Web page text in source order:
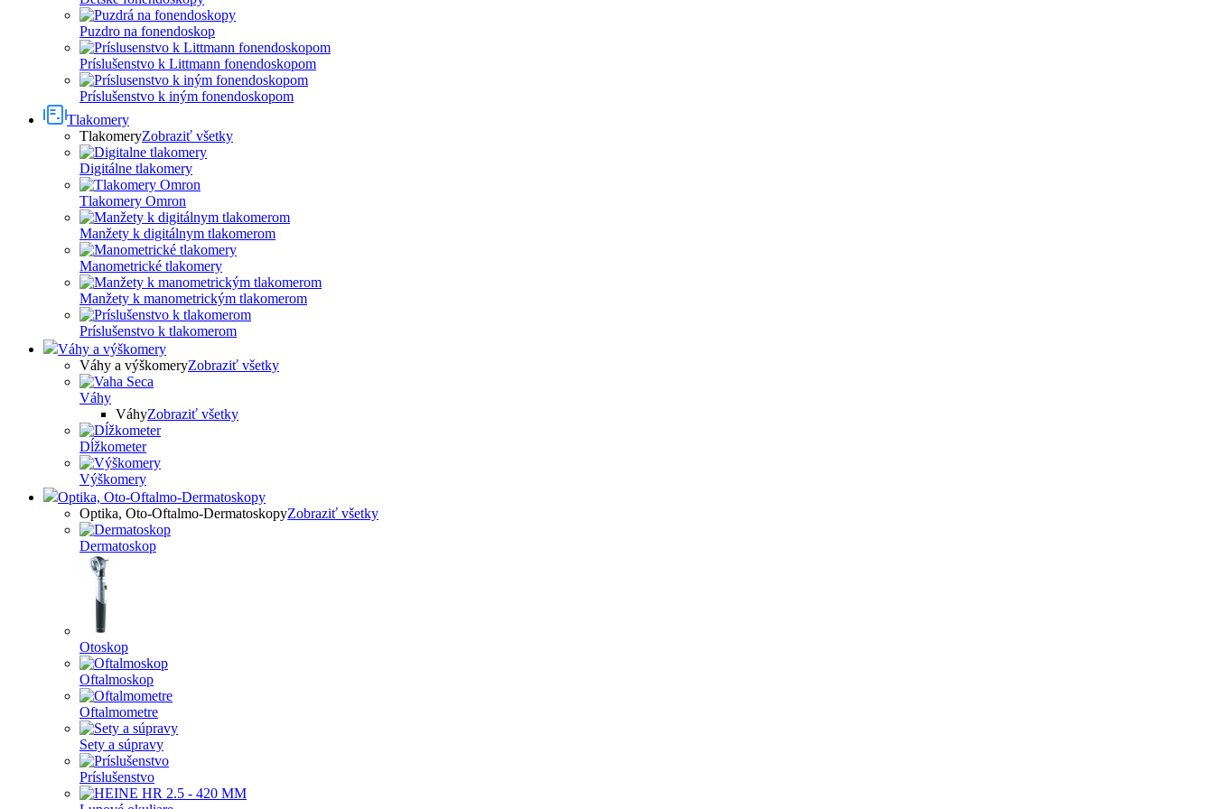
Puzdro na fonendoskop
Príslušenstvo k Littmann fonendoskopom
Príslušenstvo k iným fonendoskopom
Tlakomery
TlakomeryZobraziť všetky
Digitálne tlakomery
Tlakomery Omron
Manžety k digitálnym tlakomerom
Manometrické tlakomery
Manžety k manometrickým tlakomerom
Príslušenstvo k tlakomerom
Váhy a výškomery
Váhy a výškomeryZobraziť všetky
Váhy
VáhyZobraziť všetky
Dĺžkometer
Výškomery
Optika, Oto-Oftalmo-Dermatoskopy
Optika, Oto-Oftalmo-DermatoskopyZobraziť všetky
Dermatoskop
Otoskop
Oftalmoskop
Oftalmometre
Sety a súpravy
Príslušenstvo